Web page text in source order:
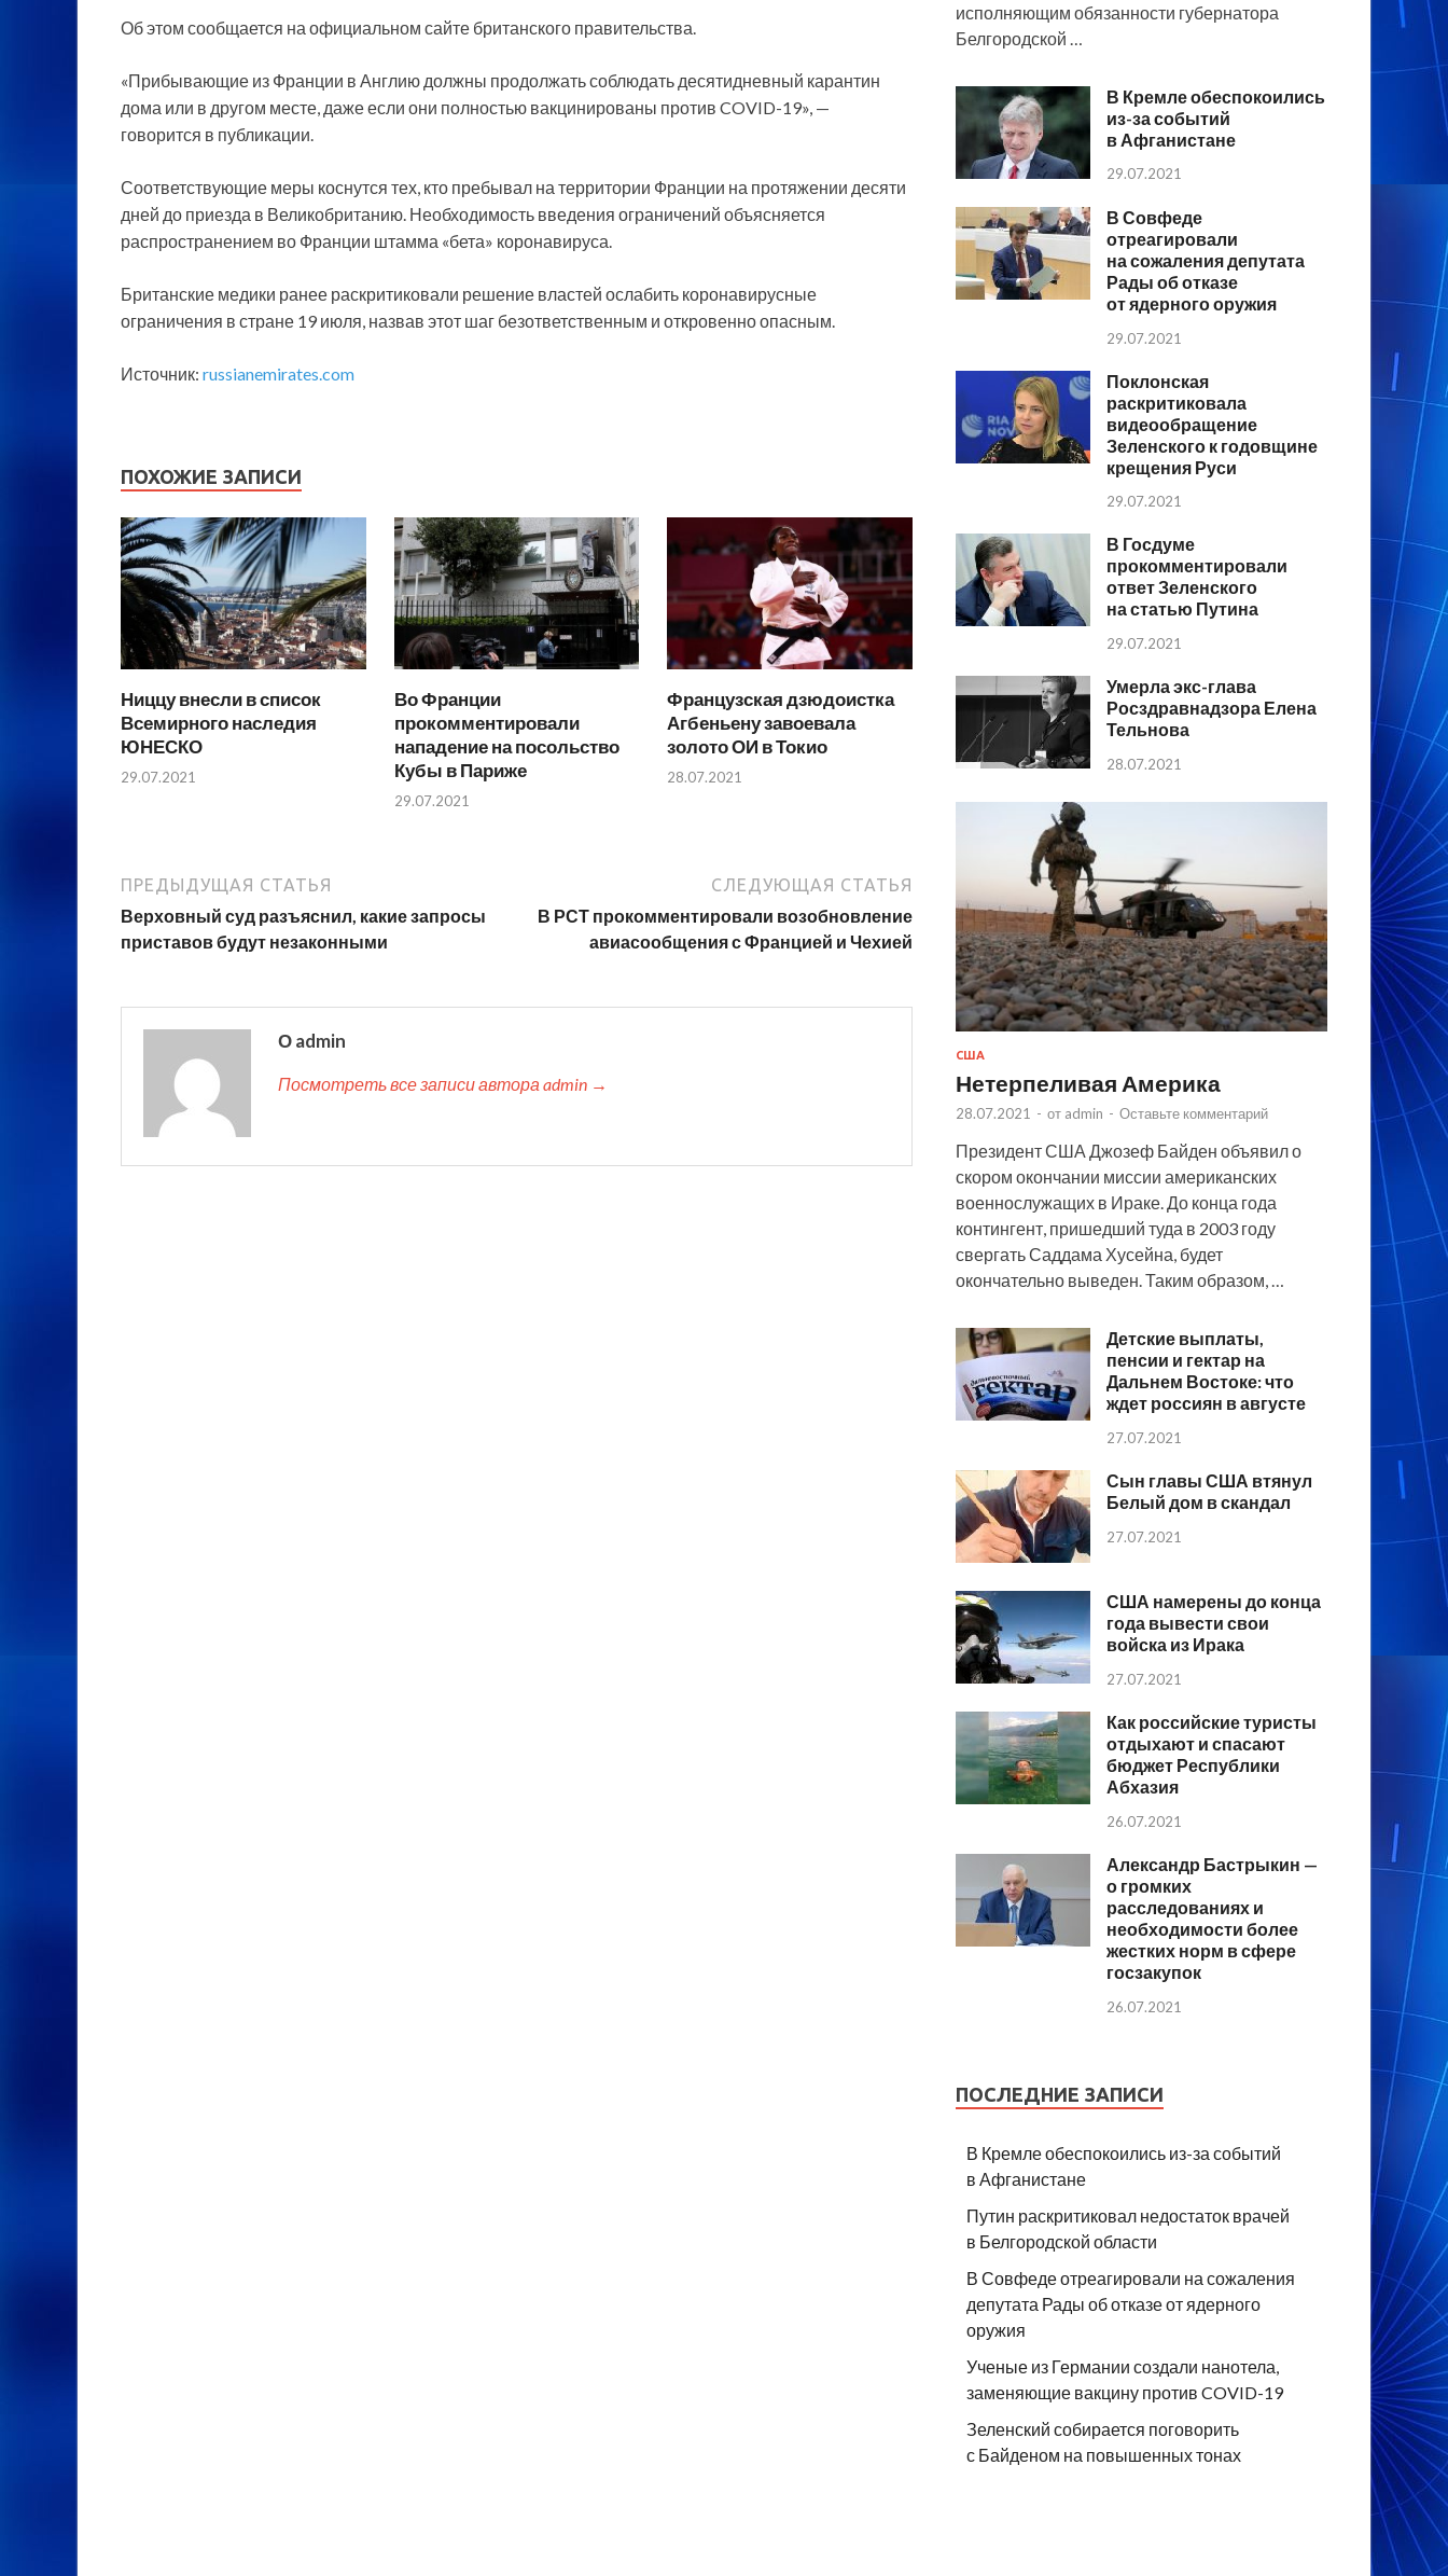
Об этом сообщается на официальном сайте британского правительства.
«Прибывающие из Франции в Англию должны продолжать соблюдать десятидневный карантин
дома или в другом месте, даже если они полностью вакцинированы против COVID-19», —
говорится в публикации.
Соответствующие меры коснутся тех, кто пребывал на территории Франции на протяжении десяти
дней до приезда в Великобританию. Необходимость введения ограничений объясняется
распространением во Франции штамма «бета» коронавируса.
Британские медики ранее раскритиковали решение властей ослабить коронавирусные
ограничения в стране 19 июля, назвав этот шаг безответственным и откровенно опасным.
Источник: russianemirates.com
ПОХОЖИЕ ЗАПИСИ
Ниццу внесли в список
Всемирного наследия
ЮНЕСКО
29.07.2021
Во Франции
прокомментировали
нападение на посольство
Кубы в Париже
29.07.2021
Французская дзюдоистка
Агбеньену завоевала
золото ОИ в Токио
28.07.2021
ПРЕДЫДУЩАЯ СТАТЬЯ
Верховный суд разъяснил, какие запросы
приставов будут незаконными
СЛЕДУЮЩАЯ СТАТЬЯ
В РСТ прокомментировали возобновление
авиасообщения с Францией и Чехией
О admin
Посмотреть все записи автора admin →
исполняющим обязанности губернатора
Белгородской …
В Кремле обеспокоились
из-за событий
в Афганистане
29.07.2021
В Совфеде
отреагировали
на сожаления депутата
Рады об отказе
от ядерного оружия
29.07.2021
Поклонская
раскритиковала
видеообращение
Зеленского к годовщине
крещения Руси
29.07.2021
В Госдуме
прокомментировали
ответ Зеленского
на статью Путина
29.07.2021
Умерла экс-глава
Росздравнадзора Елена
Тельнова
28.07.2021
США
Нетерпеливая Америка
28.07.2021 - от admin - Оставьте комментарий
Президент США Джозеф Байден объявил о
скором окончании миссии американских
военнослужащих в Ираке. До конца года
контингент, пришедший туда в 2003 году
свергать Саддама Хусейна, будет
окончательно выведен. Таким образом, …
Детские выплаты,
пенсии и гектар на
Дальнем Востоке: что
ждет россиян в августе
27.07.2021
Сын главы США втянул
Белый дом в скандал
27.07.2021
США намерены до конца
года вывести свои
войска из Ирака
27.07.2021
Как российские туристы
отдыхают и спасают
бюджет Республики
Абхазия
26.07.2021
Александр Бастрыкин —
о громких
расследованиях и
необходимости более
жестких норм в сфере
госзакупок
26.07.2021
ПОСЛЕДНИЕ ЗАПИСИ
В Кремле обеспокоились из-за событий
в Афганистане
Путин раскритиковал недостаток врачей
в Белгородской области
В Совфеде отреагировали на сожаления
депутата Рады об отказе от ядерного
оружия
Ученые из Германии создали нанотела,
заменяющие вакцину против COVID-19
Зеленский собирается поговорить
с Байденом на повышенных тонах